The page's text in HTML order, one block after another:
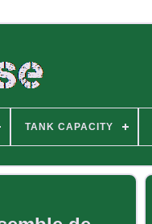
TANK CAPACITY